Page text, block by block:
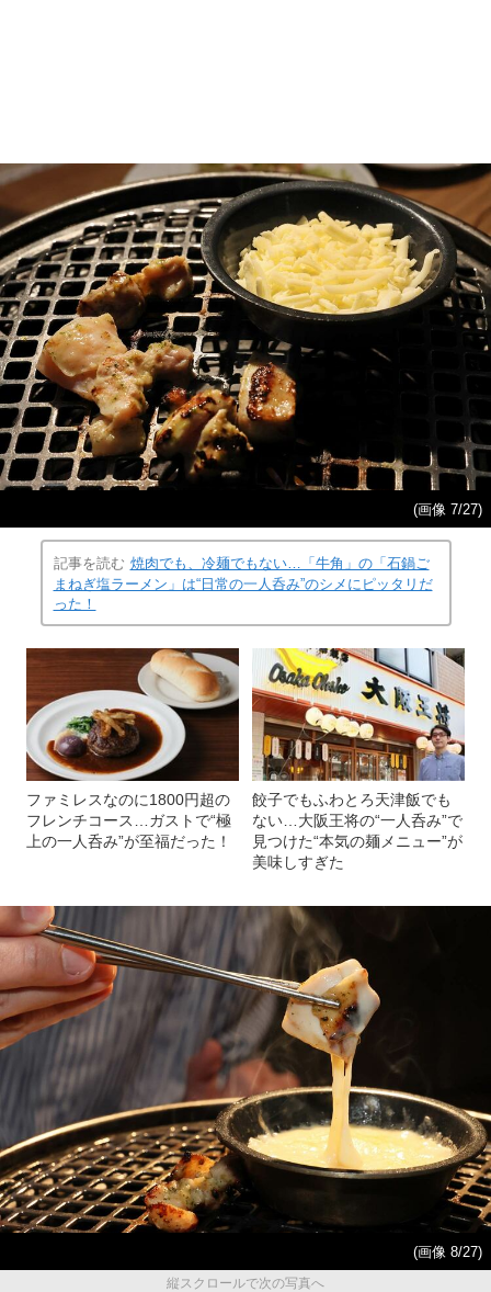
(画像 7/27)
記事を読む 焼肉でも、冷麺でもない…「牛角」の「石鍋ご
まねぎ塩ラーメン」は“日常の一人呑み”のシメにピッタリだ
った！
ファミレスなのに1800円超の
フレンチコース…ガストで“極
上の一人呑み”が至福だった！
餃子でもふわとろ天津飯でも
ない…大阪王将の“一人呑み”で
見つけた“本気の麺メニュー”が
美味しすぎた
(画像 8/27)
縦スクロールで次の写真へ